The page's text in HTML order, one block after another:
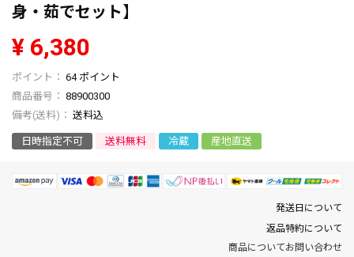
身・茹でセット】
¥ 6,380
64 ポイント
商品番号
88900300
送料込
日時指定不可 送料無料 冷蔵 産地直送
発送日について
返品特約について
商品についてお問い合わせ